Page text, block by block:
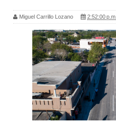
Miguel Carrillo Lozano 2:52:00 p.m.